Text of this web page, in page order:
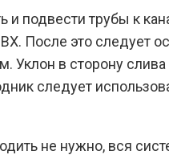
и подвести трубы к
После это следует
Уклон в сторону
следует
не нужно, вся